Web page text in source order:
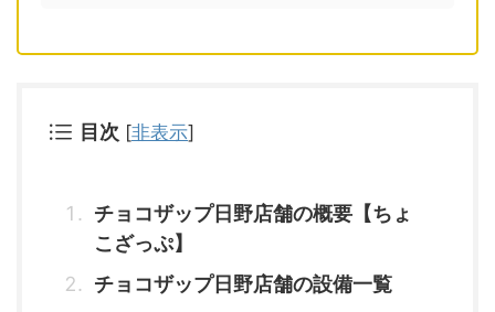
目次 [非表示]
チョコザップ日野店舗の概要【ちょ
こざっぷ】
チョコザップ日野店舗の設備一覧